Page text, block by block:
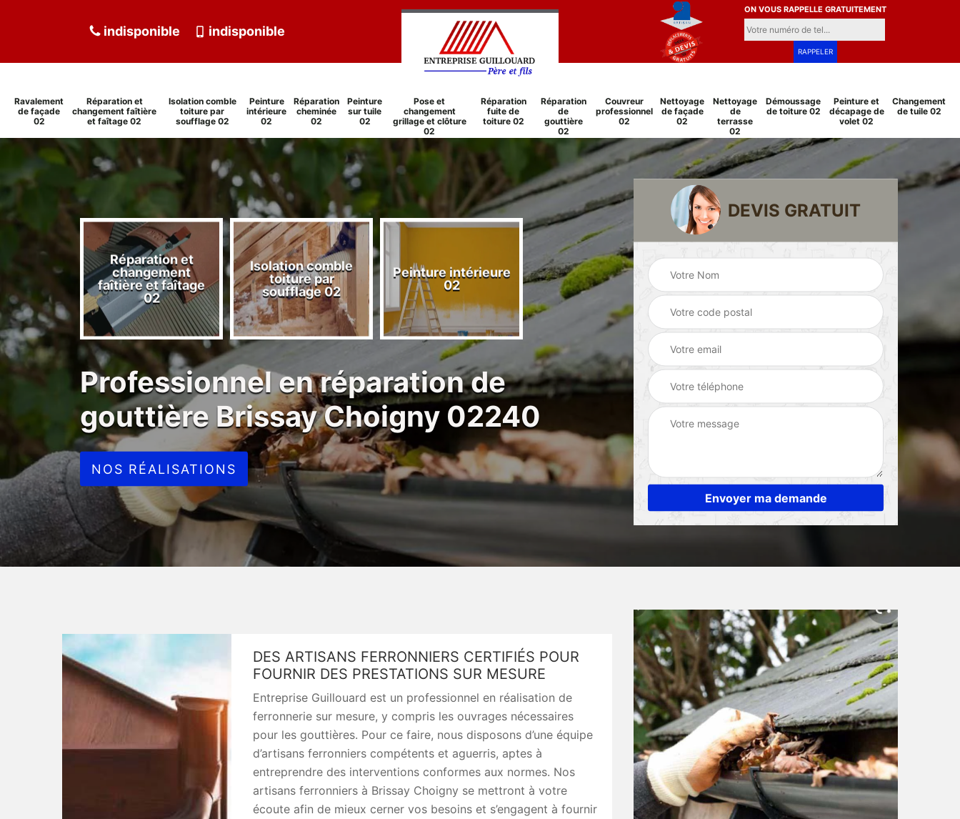
indisponible indisponible
ON VOUS RAPPELLE GRATUITEMENT
Ravalement
de façade
02
Réparation et
changement faîtière
et faîtage 02
Isolation comble
toiture par
soufflage 02
Peinture
intérieure
02
Réparation
cheminée
02
Peinture
sur tuile
02
Pose et
changement
grillage et clôture
02
Réparation
fuite de
toiture 02
Réparation
de
gouttière
02
Couvreur
professionnel
02
Nettoyage
de façade
02
Nettoyage
de
terrasse
02
Démoussage
de toiture 02
Peinture et
décapage de
volet 02
Changement
de tuile 02
Réparation et
changement
faîtière et faîtage
02
Isolation comble
toiture par
soufflage 02
Peinture intérieure
02
Réparation
cheminée 02
Peinture sur tuile
changement
grillage et clôture
Professionnel en réparation de
gouttière Brissay Choigny 02240
NOS RÉALISATIONS
DEVIS GRATUIT
DES ARTISANS FERRONNIERS CERTIFIÉS POUR
FOURNIR DES PRESTATIONS SUR MESURE
Entreprise Guillouard est un professionnel en réalisation de
ferronnerie sur mesure, y compris les ouvrages nécessaires
pour les gouttières. Pour ce faire, nous disposons d’une équipe
d’artisans ferronniers compétents et aguerris, aptes à
entreprendre des interventions conformes aux normes. Nos
artisans ferronniers à Brissay Choigny se mettront à votre
écoute afin de mieux cerner vos besoins et s’engagent à fournir